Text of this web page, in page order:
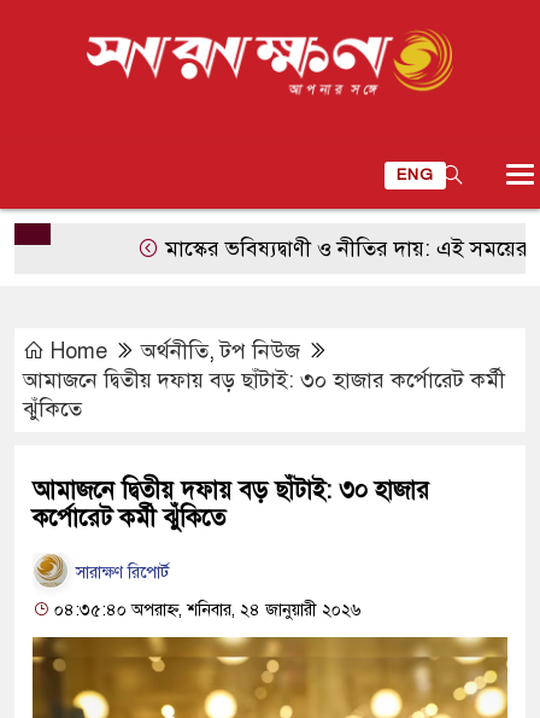
ENG
মাস্কের ভবিষ্যদ্বাণী ও নীতির দায়: এই সময়ের
Home অর্থনীতি,টপ নিউজ
আমাজনে দ্বিতীয় দফায় বড় ছাঁটাই: ৩০ হাজার কর্পোরেট কর্মী
ঝুঁকিতে
আমাজনে দ্বিতীয় দফায় বড় ছাঁটাই: ৩০ হাজার
কর্পোরেট কর্মী ঝুঁকিতে
সারাক্ষণ রিপোর্ট
০৪:৩৫:৪০ অপরাহ্ন, শনিবার, ২৪ জানুয়ারী ২০২৬